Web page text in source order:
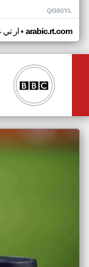
QG60YL
ار تي• arabic.rt.com